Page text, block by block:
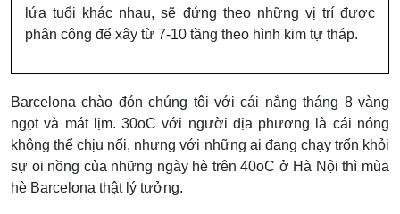
lứa tuổi khác nhau, sẽ đứng theo những vị trí được
phân công để xây từ 7-10 tầng theo hình kim tự tháp.
Barcelona chào đón chúng tôi với cái nắng tháng 8 vàng
ngọt và mát lịm. 30oC với người địa phương là cái nóng
không thể chịu nổi, nhưng với những ai đang chạy trốn khỏi
sự oi nồng của những ngày hè trên 40oC ở Hà Nội thì mùa
hè Barcelona thật lý tưởng.